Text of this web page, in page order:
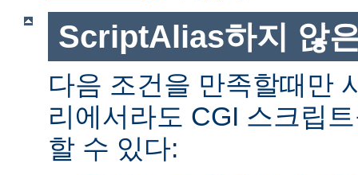
ScriptAlias하지 않
다음 조건을 만족할때만
리에서라도 CGI 스크립
할 수 있다: